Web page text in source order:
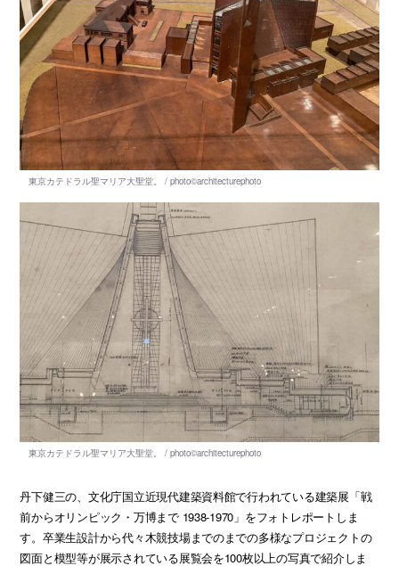
丹下健三の、文化庁国立近現代建築資料館で行われている建築展「戦
前からオリンピック・万博まで 1938-1970」をフォトレポートしま
す。卒業生設計から代々木競技場までのまでの多様なプロジェクトの
図面と模型等が展示されている展覧会を100枚以上の写真で紹介しま